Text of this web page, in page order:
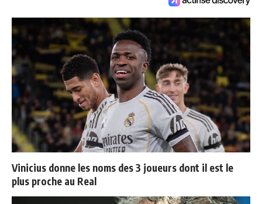
Vinicius donne les noms des 3 joueurs dont il est le
plus proche au Real